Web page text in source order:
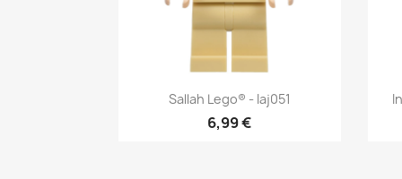
Aperçu rapide
Sallah Lego® - Iaj051
6,99 €